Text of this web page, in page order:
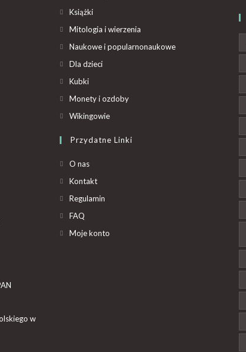
w
Książki
Mitologia i wierzenia
Naukowe i popularnonaukowe
Dla dzieci
Kubki
Monety i ozdoby
Wikingowie
Przydatne Linki
O nas
Kontakt
Regulamin
FAQ
Moje konto